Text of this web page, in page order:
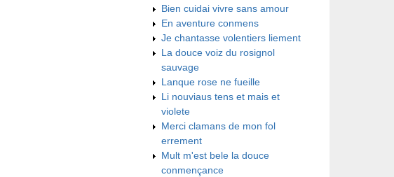
Bien cuidai vivre sans amour
En aventure conmens
Je chantasse volentiers liement
La douce voiz du rosignol
sauvage
Lanque rose ne fueille
Li nouviaus tens et mais et
violete
Merci clamans de mon fol
errement
Mult m'est bele la douce
conmençance